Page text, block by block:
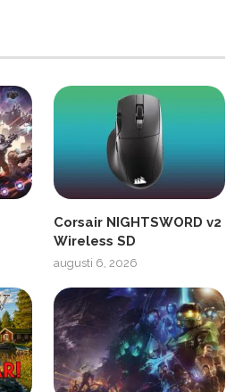
Corsair NIGHTSWORD v2
Wireless SD
augusti 6, 2026